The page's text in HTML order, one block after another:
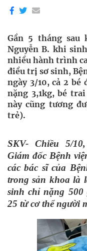
Gần 5 tháng sau
Nguyễn B. khi
nhiều hành trình
điều trị sơ sinh,
ngày 3/10, cả 2
nặng 3,1kg, bé
này cũng tương
trẻ).
SKV- Chiều 5/
Giám đốc Bệnh
các bác sĩ của
trong sản khoa là
sinh chỉ nặng
25 từ cơ thể người